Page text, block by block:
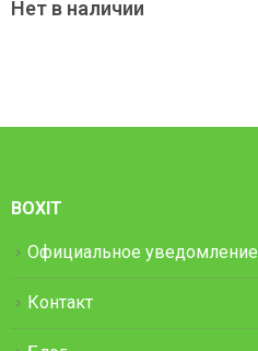
Нет в наличии
BOXIT
Официальное уведомление
Контакт